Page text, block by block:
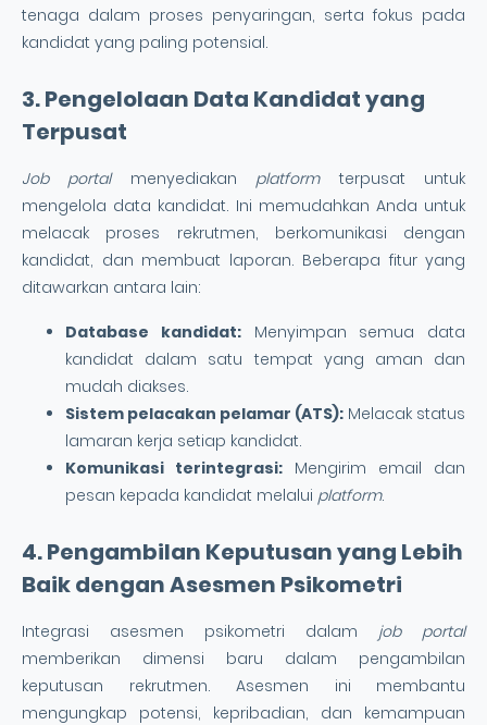
tenaga dalam proses penyaringan, serta fokus pada
kandidat yang paling potensial.
3. Pengelolaan Data Kandidat yang
Terpusat
Job portalmenyediakan platformterpusat untuk
mengelola data kandidat. Ini memudahkan Anda untuk
melacak proses rekrutmen, berkomunikasi dengan
kandidat, dan membuat laporan. Beberapa fitur yang
ditawarkan antara lain:
Database kandidat:Menyimpan semua data
kandidat dalam satu tempat yang aman dan
mudah diakses.
Sistem pelacakan pelamar (ATS): Melacak status
lamaran kerja setiap kandidat.
Komunikasi terintegrasi: Mengirim email dan
pesan kepada kandidat melalui platform.
4. Pengambilan Keputusan yang Lebih
Baik dengan Asesmen Psikometri
Integrasi asesmen psikometri dalam job portal
memberikan dimensi baru dalam pengambilan
keputusan rekrutmen. Asesmen ini membantu
mengungkap potensi, kepribadian, dan kemampuan